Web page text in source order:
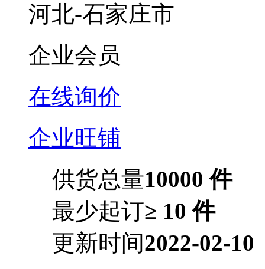
河北-石家庄市
企业会员
在线询价
企业旺铺
供货总量10000 件
最少起订≥ 10 件
更新时间2022-02-10